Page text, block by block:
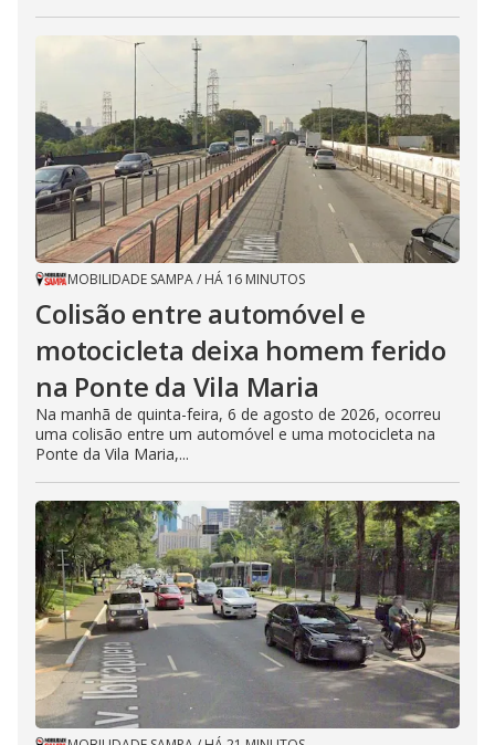
MOBILIDADE SAMPA/ HÁ 16 MINUTOS
Colisão entre automóvel e
motocicleta deixa homem ferido
na Ponte da Vila Maria
Na manhã de quinta-feira, 6 de agosto de 2026, ocorreu
uma colisão entre um automóvel e uma motocicleta na
Ponte da Vila Maria,...